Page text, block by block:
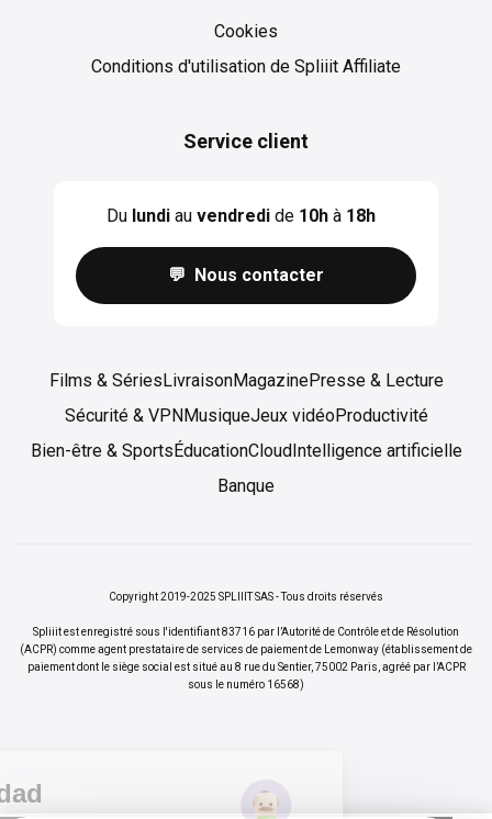
Tu privacidad
Cookies
Cookies
Conditions d'utilisation de Spliiit Affiliate
Service client
Du lundiau vendredide 10hà 18h
💬 Nous contacter
Films & SériesLivraisonMagazinePresse & Lecture
Sécurité & VPNMusiqueJeux vidéoProductivité
Bien-être & SportsÉducationCloudIntelligence artificielle
Banque
Copyright 2019-2025 SPLIIIT SAS - Tous droits réservés
Spliiit est enregistré sous l'identifiant 83716 par l’Autorité de Contrôle et de Résolution
(ACPR) comme agent prestataire de services de paiement de Lemonway (établissement de
paiement dont le siège social est situé au 8 rue du Sentier, 75002 Paris, agréé par l’ACPR
sous le numéro 16568)